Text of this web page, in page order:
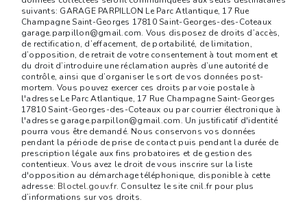
suivants: GARAGE PARPILLON Le Parc Atlantique, 17 Rue
Champagne Saint-Georges 17810 Saint-Georges-des-Coteaux
garage.parpillon@gmail.com. Vous disposez de droits d’accès,
de rectification, d’effacement, de portabilité, de limitation,
d’opposition, de retrait de votre consentement à tout moment et
du droit d’introduire une réclamation auprès d’une autorité de
contrôle, ainsi que d’organiser le sort de vos données post-
mortem. Vous pouvez exercer ces droits par voie postale à
l'adresse Le Parc Atlantique, 17 Rue Champagne Saint-Georges
17810 Saint-Georges-des-Coteaux ou par courrier électronique à
l'adresse garage.parpillon@gmail.com. Un justificatif d'identité
pourra vous être demandé. Nous conservons vos données
pendant la période de prise de contact puis pendant la durée de
prescription légale aux fins probatoires et de gestion des
contentieux. Vous avez le droit de vous inscrire sur la liste
d'opposition au démarchage téléphonique, disponible à cette
adresse: Bloctel.gouv.fr. Consultez le site cnil.fr pour plus
d’informations sur vos droits.